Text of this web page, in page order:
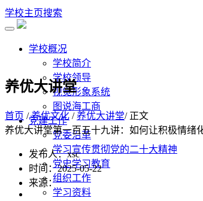
学校主页搜索
学校概况
学校简介
学校领导
视觉形象系统
图说海工商
党建工作
党委沿革
学习宣传贯彻党的二十大精神
党史学习教育
组织工作
学习资料
养优大讲堂
首页 /养优文化 /养优大讲堂/ 正文
养优大讲堂第一百五十九讲：如何让积极情绪
发布人：xsc
时间：2025-05-22
来源：